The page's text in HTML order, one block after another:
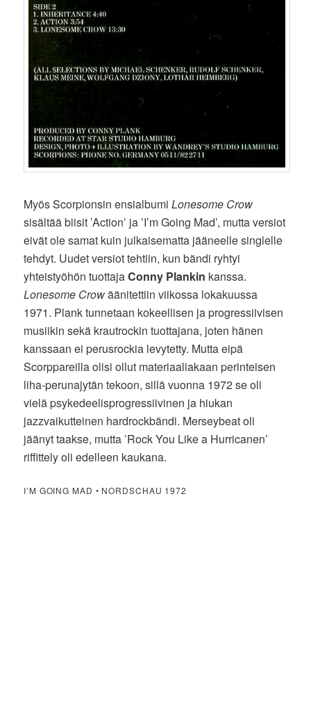
Myös Scorpionsin ensialbumiLonesome Crow
sisältää biisit ’Action’ ja ’I’m Going Mad’, mutta versiot
eivät ole samat kuin julkaisematta jääneelle singlelle
tehdyt. Uudet versiot tehtiin, kun bändi ryhtyi
yhteistyöhön tuottajaConny Plankin kanssa.
Lonesome Crowäänitettiin viikossa lokakuussa
1971. Plank tunnetaan kokeellisen ja progressiivisen
musiikin sekä krautrockin tuottajana, joten hänen
kanssaan ei perusrockia levytetty. Mutta eipä
Scorppareilla olisi ollut materiaaliakaan perinteisen
liha-perunajytän tekoon, sillä vuonna 1972 se oli
vielä psykedeelisprogressiivinen ja hiukan
jazzvaikutteinen hardrockbändi. Merseybeat oli
jäänyt taakse, mutta ’Rock You Like a Hurricanen’
riffittely oli edelleen kaukana.
I’M GOING MAD • NORDSCHAU 1972